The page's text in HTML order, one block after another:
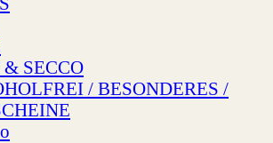
& SECCO
/ BESONDERES /